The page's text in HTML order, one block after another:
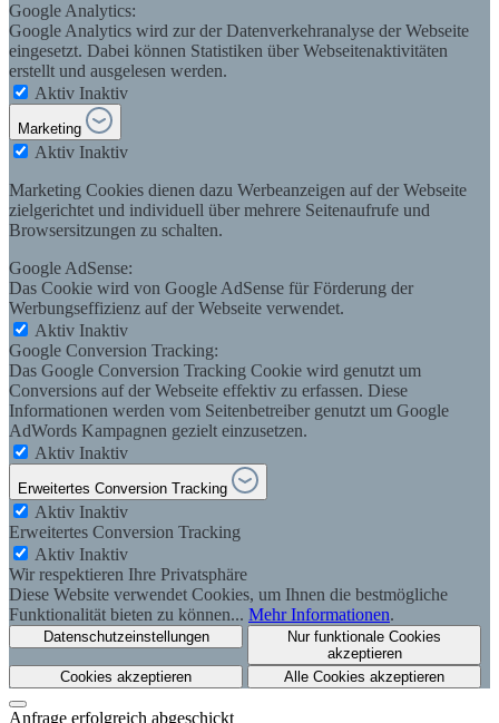
Google Analytics:
Google Analytics wird zur der Datenverkehranalyse der Webseite
eingesetzt. Dabei können Statistiken über Webseitenaktivitäten
erstellt und ausgelesen werden.
Aktiv Inaktiv
Marketing
Aktiv Inaktiv
Marketing Cookies dienen dazu Werbeanzeigen auf der Webseite
zielgerichtet und individuell über mehrere Seitenaufrufe und
Browsersitzungen zu schalten.
Google AdSense:
Das Cookie wird von Google AdSense für Förderung der
Werbungseffizienz auf der Webseite verwendet.
Aktiv Inaktiv
Google Conversion Tracking:
Das Google Conversion Tracking Cookie wird genutzt um
Conversions auf der Webseite effektiv zu erfassen. Diese
Informationen werden vom Seitenbetreiber genutzt um Google
AdWords Kampagnen gezielt einzusetzen.
Aktiv Inaktiv
Erweitertes Conversion Tracking
Aktiv Inaktiv
Erweitertes Conversion Tracking
Aktiv Inaktiv
Wir respektieren Ihre Privatsphäre
Diese Website verwendet Cookies, um Ihnen die bestmögliche
Funktionalität bieten zu können... Mehr Informationen.
Datenschutzeinstellungen
Nur funktionale Cookies
akzeptieren
Cookies akzeptieren
Alle Cookies akzeptieren
Anfrage erfolgreich abgeschickt